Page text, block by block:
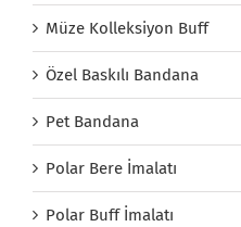
Müze Kolleksiyon Buff
Özel Baskılı Bandana
Pet Bandana
Polar Bere İmalatı
Polar Buff İmalatı